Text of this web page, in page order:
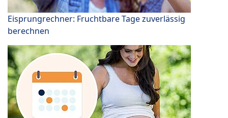
Eisprungrechner: Fruchtbare Tage zuverlässig
berechnen